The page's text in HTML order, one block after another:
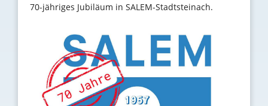
70-jähriges Jubiläum in SALEM-Stadtsteinach.